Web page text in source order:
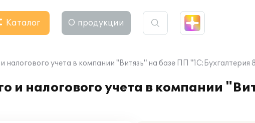
Каталог О продукции
налогового учета в компании "Витязь" на базе ПП "1С:Бухгалтерия
и налогового учета в компании